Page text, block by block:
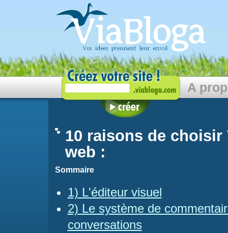
A
10 raisons de
web :
Sommaire
1) L'éditeur visuel
2) Le système de
conversations